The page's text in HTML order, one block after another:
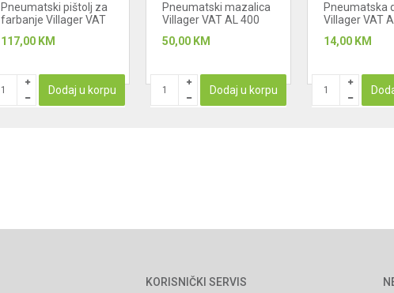
Pneumatski pištolj za
farbanje Villager VAT
117,00 KM
Dodaj u korpu
Pneumatski mazalica
Villager VAT AL 400
50,00 KM
Dodaj u korpu
Pneumatska
Villager VAT
14,00 KM
KORISNIČKI SERVIS